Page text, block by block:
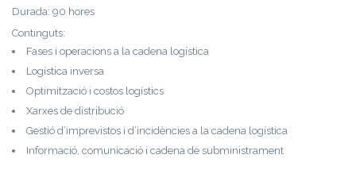
Durada: 90 hores
Continguts:
Fases i operacions a la cadena logística
Logística inversa
Optimització i costos logístics
Xarxes de distribució
Gestió d’imprevistos i d’incidències a la cadena logística
Informació, comunicació i cadena de subministrament